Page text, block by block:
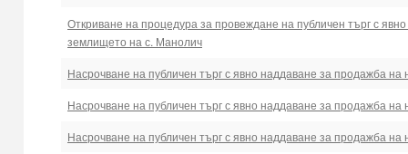
Откриване на процедура за провеждане на публичен търг с
землището на с. Манолич
Насрочване на публичен търг с явно наддаване за продажба
Насрочване на публичен търг с явно наддаване за продажба
Насрочване на публичен търг с явно наддаване за продажба